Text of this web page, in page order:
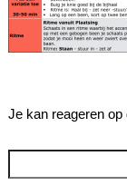
Je kan reageren op